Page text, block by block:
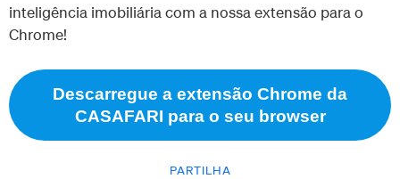
PARTILHA
inteligência imobiliária com a nossa extensão para o
Chrome!
Descarregue a extensão Chrome da
CASAFARI para o seu browser